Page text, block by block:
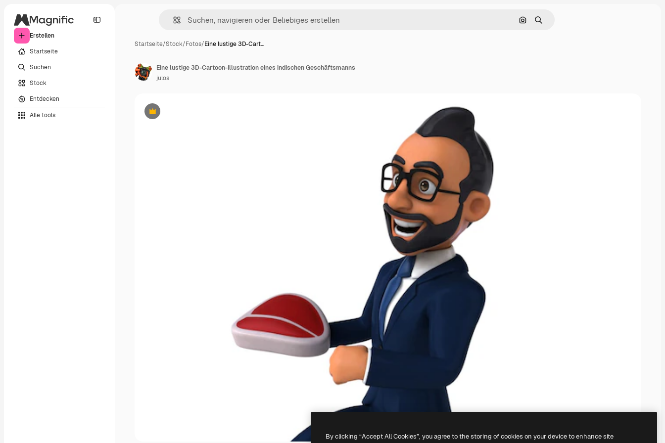
Erstellen
Startseite
Suchen
Stock
Entdecken
Alle tools
Nach Bild suchen
Suchen
Startseite/Stock/Fotos/Eine lustige 3D-Cart…
Premium
Eine lustige 3D-Cartoon-Illustration eines indischen Geschäftsmanns
julos
By clicking “Accept All Cookies”, you agree to the storing of cookies on your device to enhance site